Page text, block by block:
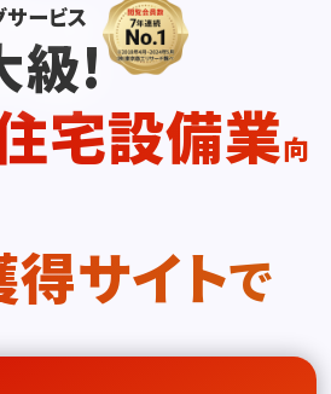
ービス
級!
宅設備業向
得サイトで